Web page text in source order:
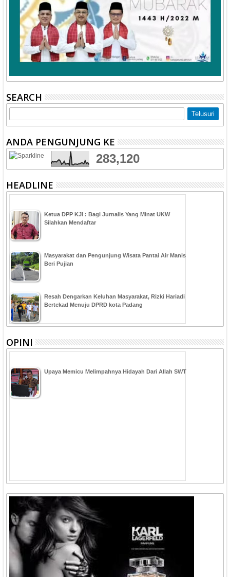
SEARCH
ANDA PENGUNJUNG KE
283,120
HEADLINE
Ketua DPP KJI : Bagi Jurnalis Yang Minat UKW
Silahkan Mendaftar
Masyarakat dan Pengunjung Wisata Pantai Air Manis
Beri Pujian
Resah Dengarkan Keluhan Masyarakat, Rizki Hariadi
Bertekad Menuju DPRD kota Padang
OPINI
Upaya Memicu Melimpahnya Hidayah Dari Allah SWT